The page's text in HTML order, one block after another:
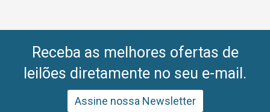
Receba as melhores ofertas de
leilões diretamente no seu e-mail.
Assine nossa Newsletter